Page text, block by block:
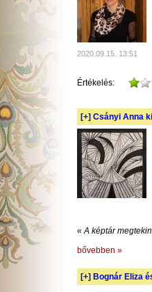
2020.09.15. 13:51
Értékelés:
[+] Csányi Anna
« A képtár
bővebben »
[+] Bognár Eliza